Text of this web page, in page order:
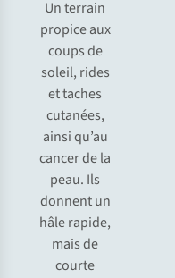
Un terrain
propice aux
coups de
soleil, rides
et taches
cutanées,
ainsi qu’au
cancer de la
peau. Ils
donnent un
hâle rapide,
mais de
courte